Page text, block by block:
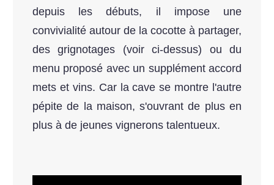
depuis les débuts, il impose une
convivialité autour de la cocotte à partager,
des grignotages (voir ci-dessus) ou du
menu proposé avec un supplément accord
mets et vins. Car la cave se montre l'autre
pépite de la maison, s'ouvrant de plus en
plus à de jeunes vignerons talentueux.